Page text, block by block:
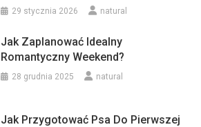
29 stycznia 2026 natural
Jak Zaplanować Idealny
Romantyczny Weekend?
28 grudnia 2025 natural
Jak Przygotować Psa Do Pierwszej